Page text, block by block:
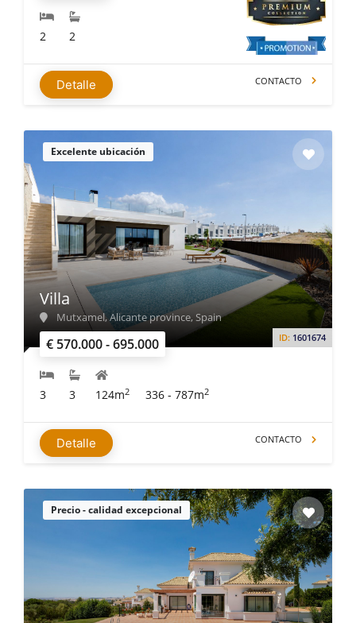
2 2
Detalle CONTACTO
Excelente ubicación
€ 570.000 - 695.000 ID: 1601674
Villa
Mutxamel, Alicante province, Spain
3 3 124m2 336 - 787m2
Detalle CONTACTO
Precio - calidad excepcional